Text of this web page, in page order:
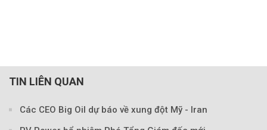
TIN LIÊN QUAN
Các CEO Big Oil dự báo về xung đột Mỹ - Iran